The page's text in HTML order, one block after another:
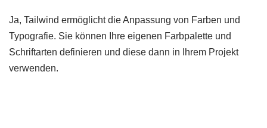
Ja, Tailwind ermöglicht die Anpassung von Farben und
Typografie. Sie können Ihre eigenen Farbpalette und
Schriftarten definieren und diese dann in Ihrem Projekt
verwenden.